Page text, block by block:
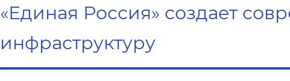
«Единая Россия» создает
инфраструктуру